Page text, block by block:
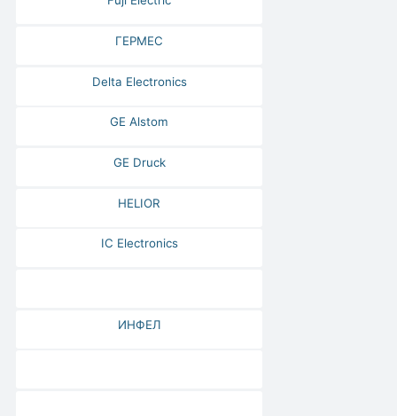
ГЕРМЕС
Delta Electronics
GE Alstom
GE Druck
HELIOR
IC Electronics
ИНФЕЛ